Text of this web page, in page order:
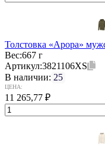
Толстовка «Арора»
Вес:667 г
Артикул:3821106XS
В наличии: 25
ЦЕНА:
11 265,77 ₽